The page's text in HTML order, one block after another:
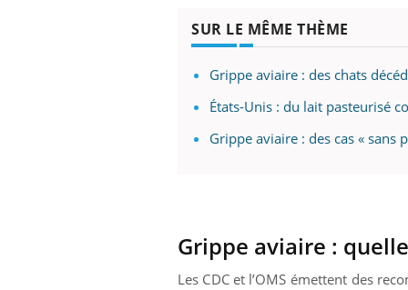
SUR LE MÊME THÈME
Grippe aviaire : des chats
États-Unis : du lait pasteurisé
Grippe aviaire : des cas « sans
Grippe aviaire :
Les CDC et l’OMS émettent des